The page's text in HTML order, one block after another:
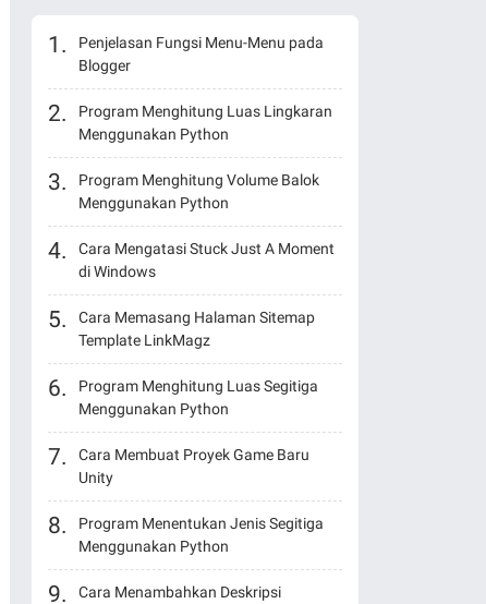
Penjelasan Fungsi Menu-Menu pada
Blogger
Program Menghitung Luas Lingkaran
Menggunakan Python
Program Menghitung Volume Balok
Menggunakan Python
Cara Mengatasi Stuck Just A Moment
di Windows
Cara Memasang Halaman Sitemap
Template LinkMagz
Program Menghitung Luas Segitiga
Menggunakan Python
Cara Membuat Proyek Game Baru
Unity
Program Menentukan Jenis Segitiga
Menggunakan Python
Cara Menambahkan Deskripsi